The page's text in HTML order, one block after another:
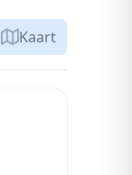
Kaart